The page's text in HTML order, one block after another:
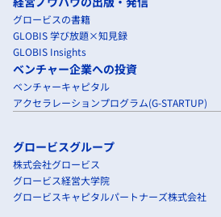
グロービスの書籍
GLOBIS 学び放題×知見録
GLOBIS Insights
ベンチャー企業への投資
ベンチャーキャピタル
アクセラレーションプログラム(G-STARTUP)
グロービスグループ
株式会社グロービス
グロービス経営大学院
グロービスキャピタルパートナーズ株式会社